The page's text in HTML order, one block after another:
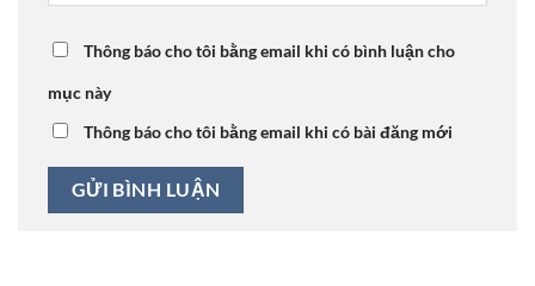
Thông báo cho tôi bằng email khi có bình luận cho
mục này
Thông báo cho tôi bằng email khi có bài đăng mới